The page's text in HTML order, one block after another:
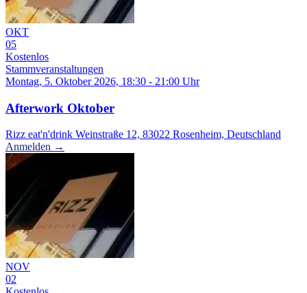
OKT
05
Kostenlos
Stammveranstaltungen
Montag, 5. Oktober 2026, 18:30 - 21:00 Uhr
Afterwork Oktober
Rizz eat'n'drink Weinstraße 12, 83022 Rosenheim, Deutschland
Anmelden →
NOV
02